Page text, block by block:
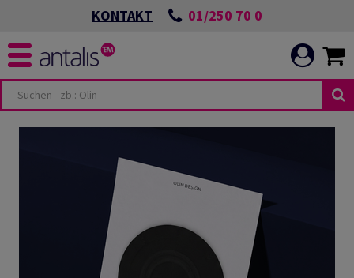
KONTAKT 01/250 70 0